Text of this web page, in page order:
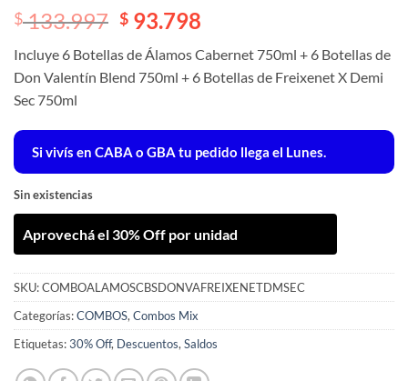
El
original
era:
$ 133.997.
$133.997 El
precio
actual
es:
$ 93.798
Incluye 6 Botellas de Álamos Cabernet 750ml + 6 Botellas de
Don Valentín Blend 750ml + 6 Botellas de Freixenet X Demi
Sec 750ml
Si vivís en CABA o GBA tu pedido llega el Lunes.
Sin existencias
Aprovechá el 30% Off por unidad
SKU:COMBOALAMOSCBSDONVAFREIXENETDMSEC
Categorías:COMBOS, Combos Mix
Etiquetas:30% Off, Descuentos, Saldos